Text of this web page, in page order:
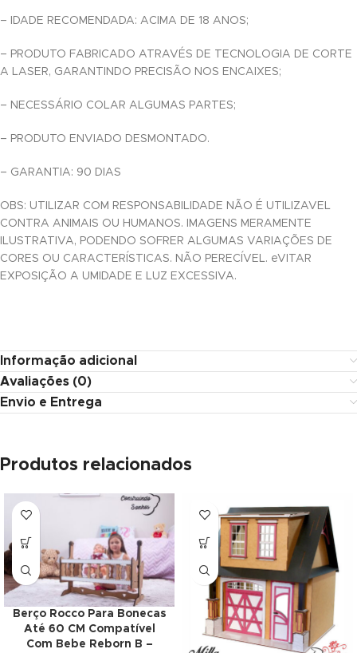
– IDADE RECOMENDADA: ACIMA DE 18 ANOS;
– PRODUTO FABRICADO ATRAVÉS DE TECNOLOGIA DE CORTE
A LASER, GARANTINDO PRECISÃO NOS ENCAIXES;
– NECESSÁRIO COLAR ALGUMAS PARTES;
– PRODUTO ENVIADO DESMONTADO.
– GARANTIA: 90 DIAS
OBS: UTILIZAR COM RESPONSABILIDADE NÃO É UTILIZAVEL
CONTRA ANIMAIS OU HUMANOS. IMAGENS MERAMENTE
ILUSTRATIVA, PODENDO SOFRER ALGUMAS VARIAÇÕES DE
CORES OU CARACTERÍSTICAS. NÃO PERECÍVEL. eVITAR
EXPOSIÇÃO A UMIDADE E LUZ EXCESSIVA.
Informação adicional
Avaliações (0)
Envio e Entrega
Produtos relacionados
Berço Rocco Para Bonecas
Até 60 CM Compatível
Com Bebe Reborn B –